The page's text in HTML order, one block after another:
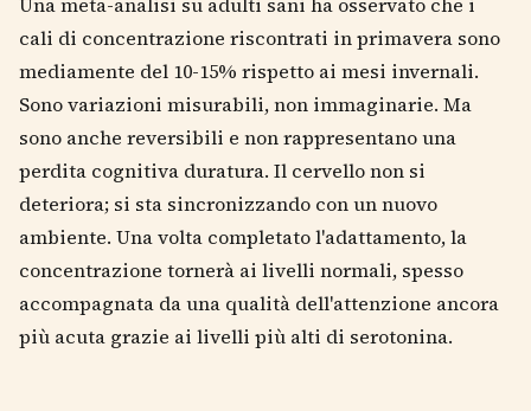
Una meta-analisi su adulti sani ha osservato che i
cali di concentrazione riscontrati in primavera sono
mediamente del 10-15% rispetto ai mesi invernali.
Sono variazioni misurabili, non immaginarie. Ma
sono anche reversibili e non rappresentano una
perdita cognitiva duratura. Il cervello non si
deteriora; si sta sincronizzando con un nuovo
ambiente. Una volta completato l'adattamento, la
concentrazione tornerà ai livelli normali, spesso
accompagnata da una qualità dell'attenzione ancora
più acuta grazie ai livelli più alti di serotonina.